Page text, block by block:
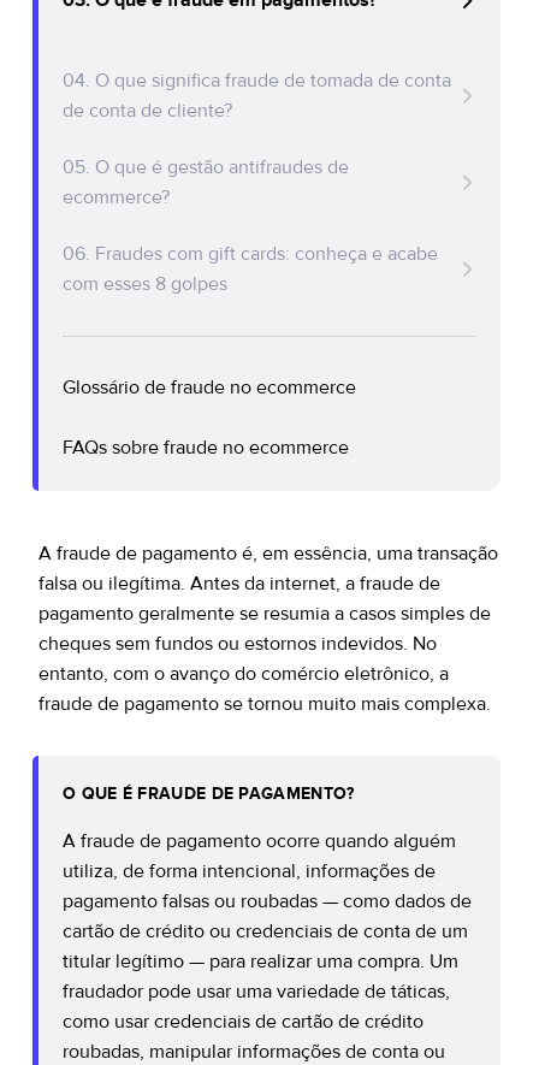
Policy Protect
Imprensa
processar
Como golpistas praticam fraudes em
pagamentos?
Boas práticas de prevenção a fraudes para
lojas virtuais
fraudes
04. O que significa fraude de tomada de conta
de conta de cliente?
05. O que é gestão antifraudes de
ecommerce?
06. Fraudes com gift cards: conheça e acabe
com esses 8 golpes
Glossário de fraude no ecommerce
FAQs sobre fraude no ecommerce
A fraude de pagamento é, em essência, uma transação
falsa ou ilegítima. Antes da internet, a fraude de
pagamento geralmente se resumia a casos simples de
cheques sem fundos ou estornos indevidos. No
entanto, com o avanço do comércio eletrônico, a
fraude de pagamento se tornou muito mais complexa.
O QUE É FRAUDE DE PAGAMENTO?
A fraude de pagamento ocorre quando alguém
utiliza, de forma intencional, informações de
pagamento falsas ou roubadas — como dados de
cartão de crédito ou credenciais de conta de um
titular legítimo — para realizar uma compra. Um
fraudador pode usar uma variedade de táticas,
como usar credenciais de cartão de crédito
roubadas, manipular informações de conta ou